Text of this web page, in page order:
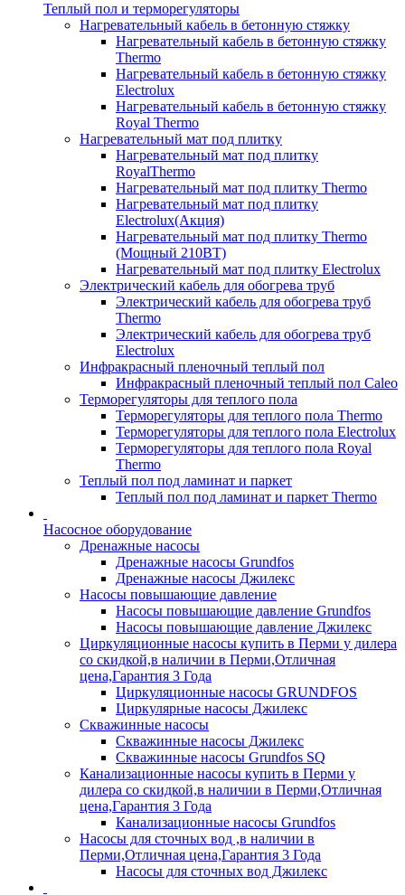
Теплый пол и терморегуляторы
Нагревательный кабель в бетонную стяжку
Нагревательный кабель в бетонную стяжку
Thermo
Нагревательный кабель в бетонную стяжку
Electrolux
Нагревательный кабель в бетонную стяжку
Royal Thermo
Нагревательный мат под плитку
Нагревательный мат под плитку
RoyalThermo
Нагревательный мат под плитку Thermo
Нагревательный мат под плитку
Electrolux(Акция)
Нагревательный мат под плитку Thermo
(Мощный 210ВТ)
Нагревательный мат под плитку Electrolux
Электрический кабель для обогрева труб
Электрический кабель для обогрева труб
Thermo
Электрический кабель для обогрева труб
Electrolux
Инфракрасный пленочный теплый пол
Инфракрасный пленочный теплый пол Caleo
Терморегуляторы для теплого пола
Терморегуляторы для теплого пола Thermo
Терморегуляторы для теплого пола Electrolux
Терморегуляторы для теплого пола Royal
Thermo
Теплый пол под ламинат и паркет
Теплый пол под ламинат и паркет Thermo
Насосное оборудование
Дренажные насосы
Дренажные насосы Grundfos
Дренажные насосы Джилекс
Насосы повышающие давление
Насосы повышающие давление Grundfos
Насосы повышающие давление Джилекс
Циркуляционные насосы купить в Перми у дилера
со скидкой,в наличии в Перми,Отличная
цена,Гарантия 3 Года
Циркуляционные насосы GRUNDFOS
Циркулярные насосы Джилекс
Скважинные насосы
Скважинные насосы Джилекс
Скважинные насосы Grundfos SQ
Канализационные насосы купить в Перми у
дилера со скидкой,в наличии в Перми,Отличная
цена,Гарантия 3 Года
Канализационные насосы Grundfos
Насосы для сточных вод ,в наличии в
Перми,Отличная цена,Гарантия 3 Года
Насосы для сточных вод Джилекс